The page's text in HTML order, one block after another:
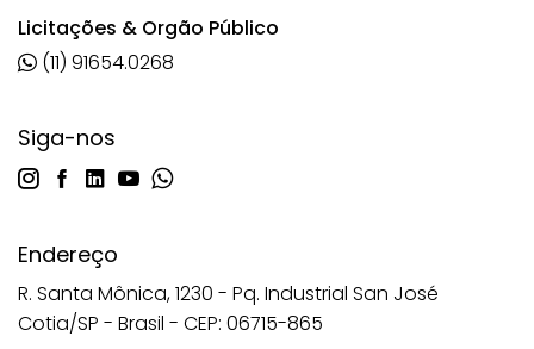
Licitações & Orgão Público
(11) 91654.0268
Siga-nos
Endereço
R. Santa Mônica, 1230 - Pq. Industrial San José
Cotia/SP - Brasil - CEP: 06715-865